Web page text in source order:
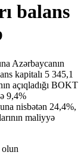
balans
Azərbaycanın
kapitalı 5 345,1
açıqladığı BOKT
9,4%
nisbətən 24,4%,
maliyyə